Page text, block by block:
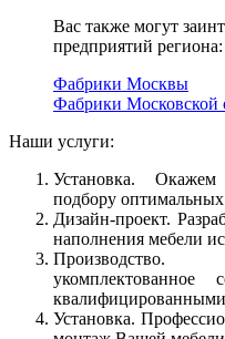
Вас также могут
предприятий региона:
Фабрики Москвы
Фабрики Московской
Наши услуги:
Установка.
подбору
Дизайн-проект.
наполнения мебели
Производство.
укомплектованное
Установка.